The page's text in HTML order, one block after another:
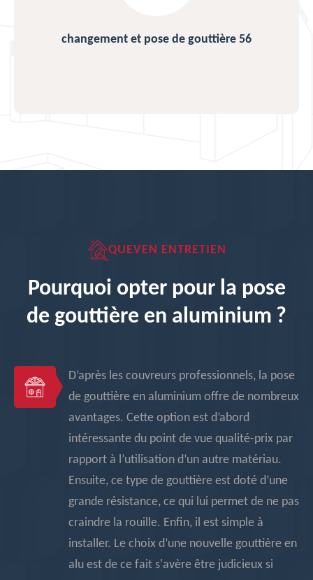
changement et pose de gouttière 56
QUEVEN ENTRETIEN
Pourquoi opter pour la pose
de gouttière en aluminium ?
D’après les couvreurs professionnels, la pose
de gouttière en aluminium offre de nombreux
avantages. Cette option est d’abord
intéressante du point de vue qualité-prix par
rapport à l’utilisation d’un autre matériau.
Ensuite, ce type de gouttière est doté d’une
grande résistance, ce qui lui permet de ne pas
craindre la rouille. Enfin, il est simple à
installer. Le choix d’une nouvelle gouttière en
alu est de ce fait s'avère être judicieux si